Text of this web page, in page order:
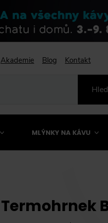
Akademie Blog Kontakt
MLÝNKY NA KÁVU
Termohrnek